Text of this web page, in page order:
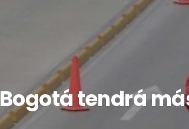
Bogotá tendrá